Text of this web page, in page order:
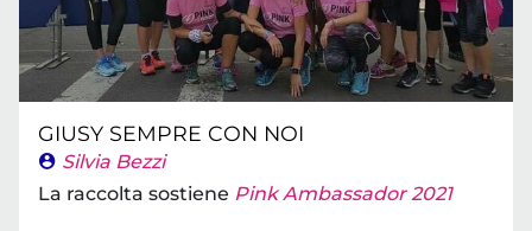
GIUSY SEMPRE CON NOI
Silvia Bezzi
La raccolta sostiene Pink Ambassador 2021